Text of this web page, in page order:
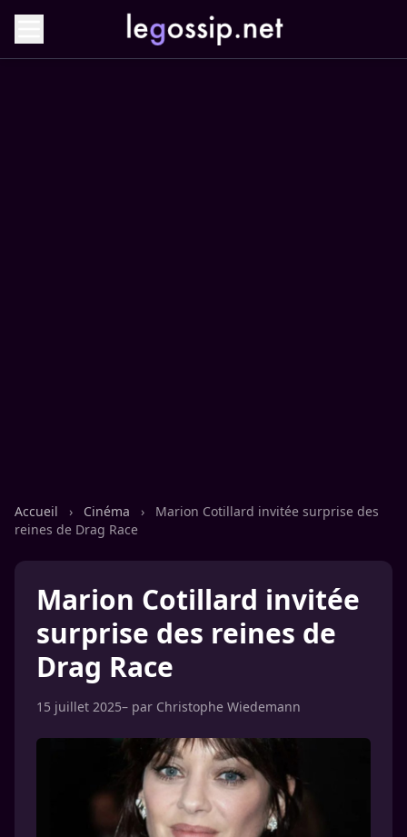
Accueil › Cinéma ›
Marion Cotillard invitée surprise des
reines de Drag Race
Marion Cotillard invitée
surprise des reines de
Drag Race
15 juillet 2025– par Christophe Wiedemann